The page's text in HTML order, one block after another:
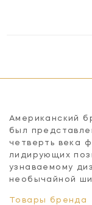
Американский
был
четверть века
лидирующих
узнаваемому
необычайной
Товары бренда